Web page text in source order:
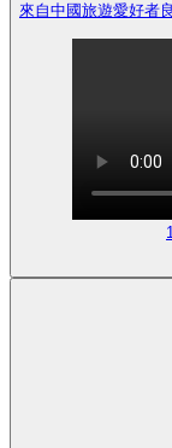
來自中國旅遊愛好